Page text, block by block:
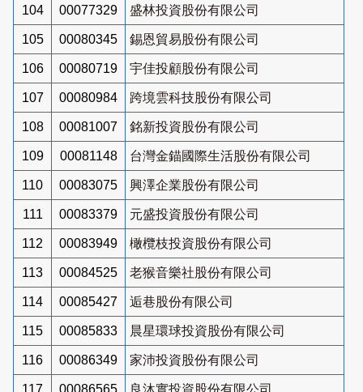
104 00077329 盛林投資股份有限公司
105 00080345 錫恩貿易股份有限公司
106 00080719 宇佳投顧股份有限公司
107 00080984 跨境雲科技股份有限公司
108 00081007 銘新投資股份有限公司
109 00081148 台灣金錨國際生活股份有限公司
110 00083075 興澤企業股份有限公司
111 00083379 元盛投資股份有限公司
112 00083949 橄欖枝投資股份有限公司
113 00084525 老猴音樂社股份有限公司
114 00085427 逅巷股份有限公司
115 00085833 晨星環球投資股份有限公司
116 00086349 家沛投資股份有限公司
117 00086565 良沐實投資股份有限公司